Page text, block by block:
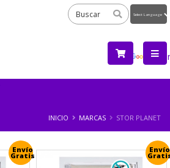
by
INICIO MARCAS STOR PLANET
Envío
Gratis
Envío